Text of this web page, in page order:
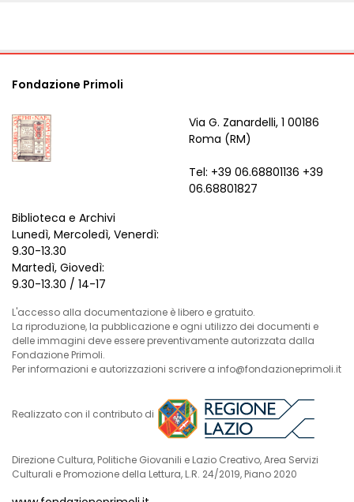
Fondazione Primoli
Via G. Zanardelli, 1 00186
Roma (RM)
Tel: +39 06.68801136 +39
06.68801827
Biblioteca e Archivi
Lunedì, Mercoledì, Venerdì:
9.30-13.30
Martedì, Giovedì:
9.30-13.30 / 14-17
L'accesso alla documentazione è libero e gratuito.
La riproduzione, la pubblicazione e ogni utilizzo dei documenti e
delle immagini deve essere preventivamente autorizzata dalla
Fondazione Primoli.
Per informazioni e autorizzazioni scrivere a info@fondazioneprimoli.it
Realizzato con il contributo di
Direzione Cultura, Politiche Giovanili e Lazio Creativo, Area Servizi
Culturali e Promozione della Lettura, L.R. 24/2019, Piano 2020